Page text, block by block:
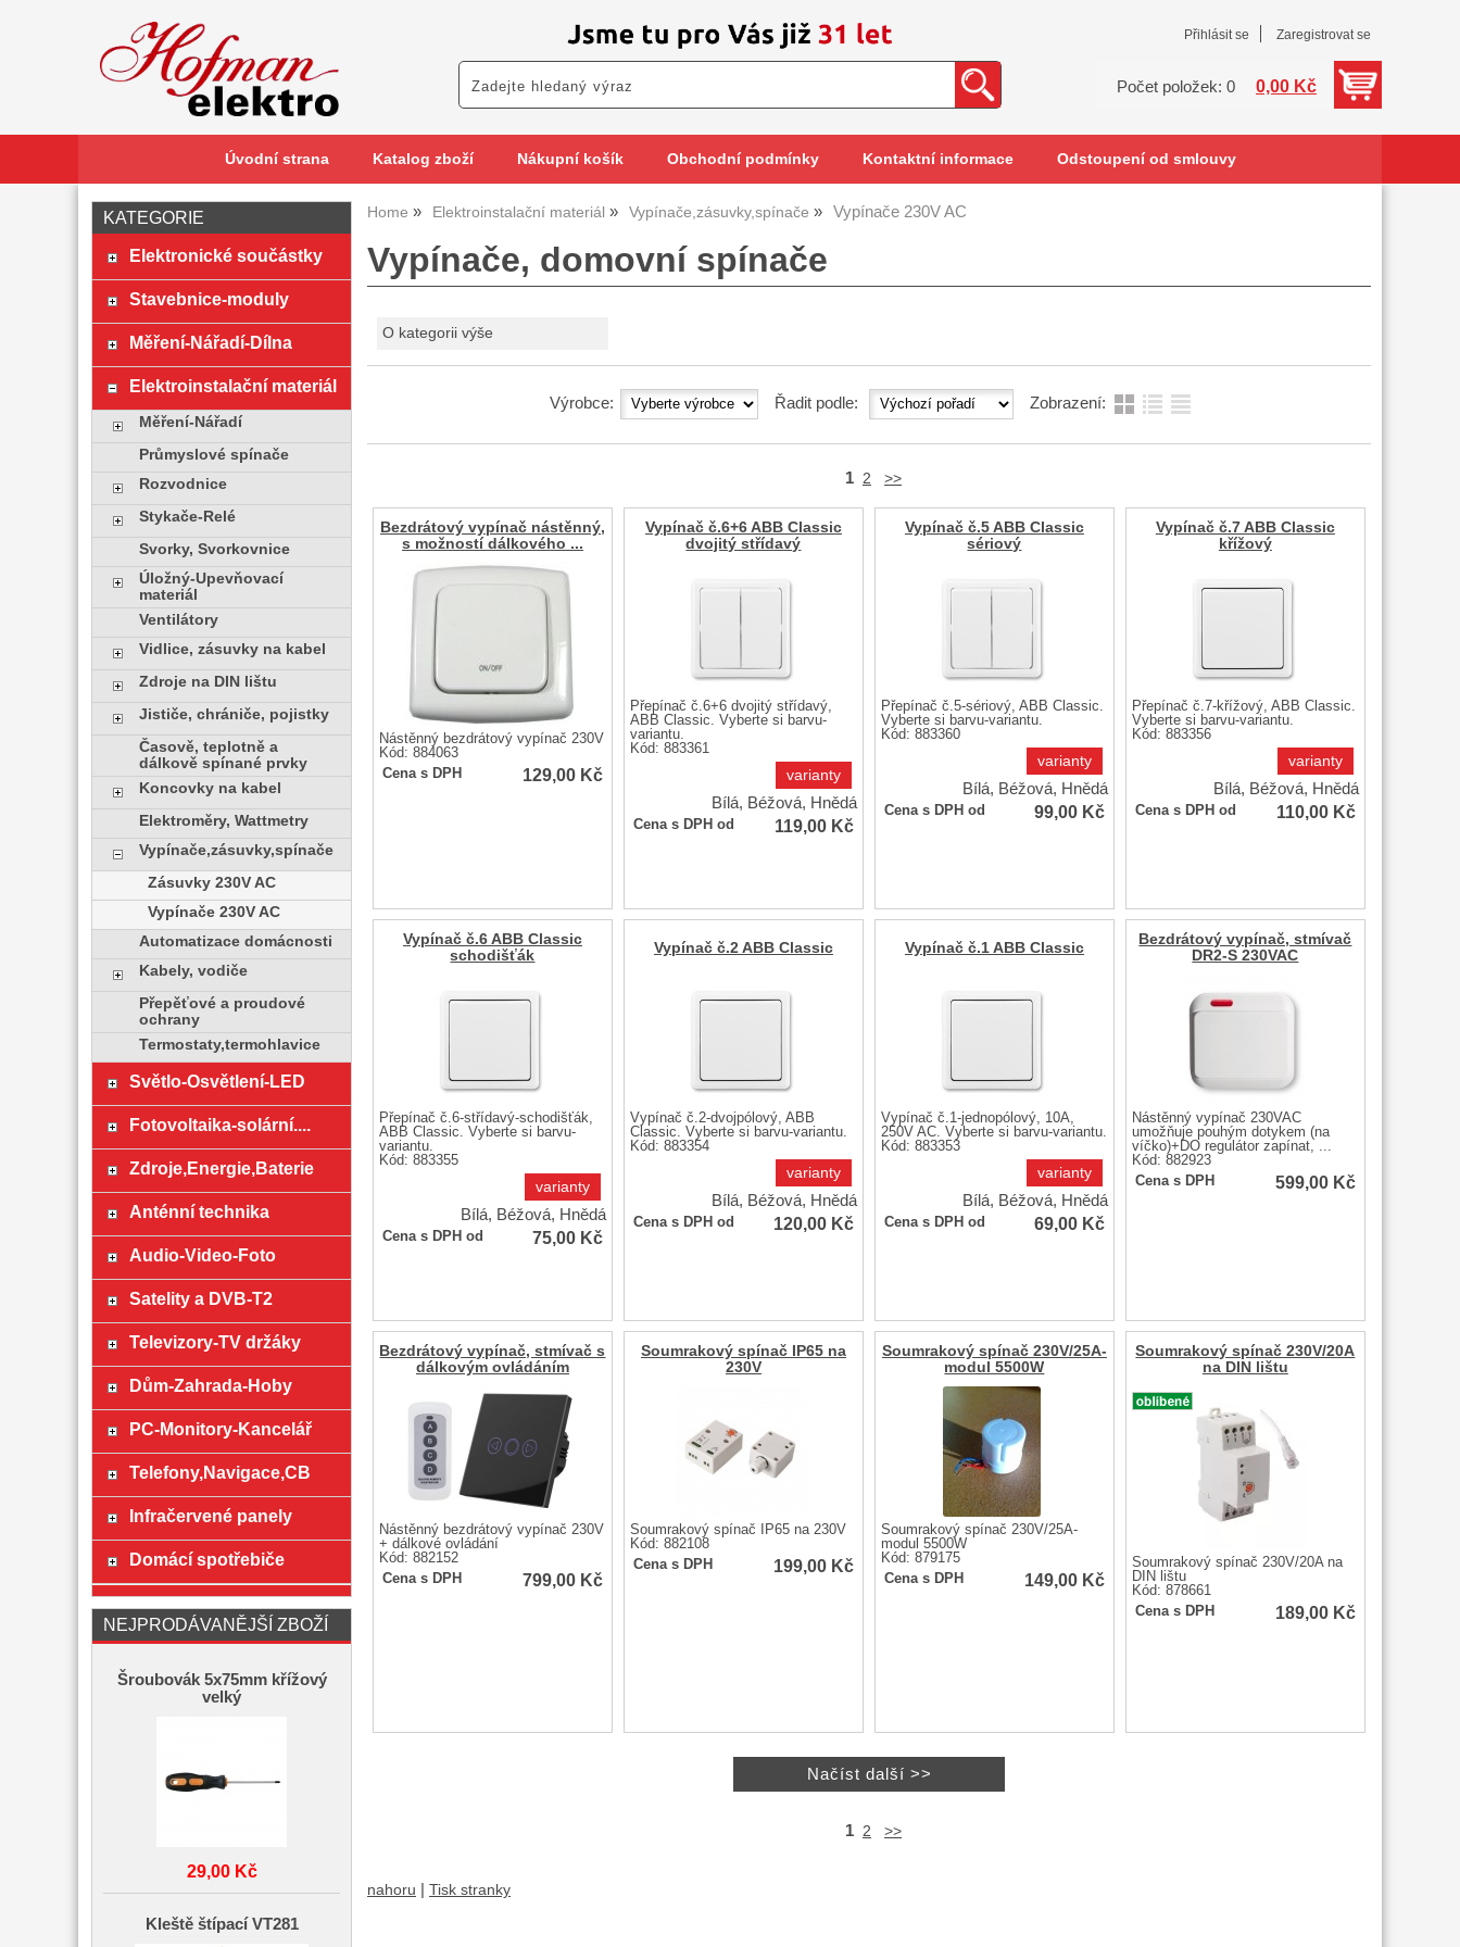
Přihlásit se Zaregistrovat se
Počet položek: 0 0,00 Kč
Úvodní strana Katalog zboží Nákupní košík Obchodní podmínky Kontaktní informace Odstoupení od smlouvy
Home Elektroinstalační materiál Vypínače,zásuvky,spínače Vypínače 230V AC
Vypínače, domovní spínače
O kategorii výše
Výrobce: Řadit podle: Zobrazení:
1 2 >>
Bezdrátový vypínač nástěnný,
s možností dálkového ...
Nástěnný bezdrátový vypínač 230V
Kód: 884063
Cena s DPH
129,00 Kč
Vypínač č.6+6 ABB Classic
dvojitý střídavý
Přepínač č.6+6 dvojitý střídavý,
ABB Classic. Vyberte si barvu-
variantu.
Kód: 883361
varianty
Bílá, Béžová, Hnědá
Cena s DPH od 119,00 Kč
Vypínač č.5 ABB Classic
sériový
Přepínač č.5-sériový, ABB Classic.
Vyberte si barvu-variantu.
Kód: 883360
varianty
Bílá, Béžová, Hnědá
Cena s DPH od 99,00 Kč
Vypínač č.7 ABB Classic
křížový
Přepínač č.7-křížový, ABB Classic.
Vyberte si barvu-variantu.
Kód: 883356
varianty
Bílá, Béžová, Hnědá
Cena s DPH od 110,00 Kč
Vypínač č.6 ABB Classic
schodišťák
Přepínač č.6-střídavý-schodišťák,
ABB Classic. Vyberte si barvu-
variantu.
Kód: 883355
varianty
Bílá, Béžová, Hnědá
Cena s DPH od 75,00 Kč
Vypínač č.2 ABB Classic
Vypínač č.2-dvojpólový, ABB
Classic. Vyberte si barvu-variantu.
Kód: 883354
varianty
Bílá, Béžová, Hnědá
Cena s DPH od 120,00 Kč
Vypínač č.1 ABB Classic
Vypínač č.1-jednopólový, 10A,
250V AC. Vyberte si barvu-variantu.
Kód: 883353
varianty
Bílá, Béžová, Hnědá
Cena s DPH od 69,00 Kč
Bezdrátový vypínač, stmívač
DR2-S 230VAC
Nástěnný vypínač 230VAC
umožňuje pouhým dotykem (na
víčko)+DO regulátor zapínat, ...
Kód: 882923
Cena s DPH
599,00 Kč
Bezdrátový vypínač, stmívač s
dálkovým ovládáním
Nástěnný bezdrátový vypínač 230V
+ dálkové ovládání
Kód: 882152
Cena s DPH
799,00 Kč
Soumrakový spínač IP65 na
230V
Soumrakový spínač IP65 na 230V
Kód: 882108
Cena s DPH
199,00 Kč
Soumrakový spínač 230V/25A-
modul 5500W
Soumrakový spínač 230V/25A-
modul 5500W
Kód: 879175
Cena s DPH
149,00 Kč
Soumrakový spínač 230V/20A
na DIN lištu
Soumrakový spínač 230V/20A na
DIN lištu
Kód: 878661
Cena s DPH
189,00 Kč
1 2 >>
nahoru Tisk stranky
KATEGORIE
Elektronické součástky
Stavebnice-moduly
Měření-Nářadí-Dílna
Elektroinstalační materiál
Měření-Nářadí
Průmyslové spínače
Rozvodnice
Stykače-Relé
Svorky, Svorkovnice
Úložný-Upevňovací
materiál
Ventilátory
Vidlice, zásuvky na kabel
Zdroje na DIN lištu
Jističe, chrániče, pojistky
Časově, teplotně a
dálkově spínané prvky
Koncovky na kabel
Elektroměry, Wattmetry
Vypínače,zásuvky,spínače
Zásuvky 230V AC
Vypínače 230V AC
Automatizace domácnosti
Kabely, vodiče
Přepěťové a proudové
ochrany
Termostaty,termohlavice
Světlo-Osvětlení-LED
Fotovoltaika-solární....
Zdroje,Energie,Baterie
Anténní technika
Audio-Video-Foto
Satelity a DVB-T2
Televizory-TV držáky
Dům-Zahrada-Hoby
PC-Monitory-Kancelář
Telefony,Navigace,CB
Infračervené panely
Domácí spotřebiče
NEJPRODÁVANĚJŠÍ ZBOŽÍ
Šroubovák 5x75mm křížový
velký
29,00 Kč
Kleště štípací VT281